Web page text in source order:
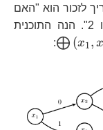
לזכור הוא "האם
סכום הביטים עד כה היה 0 או 1 מודולו 2". הנה התוכנית
⨁ (x1,
: